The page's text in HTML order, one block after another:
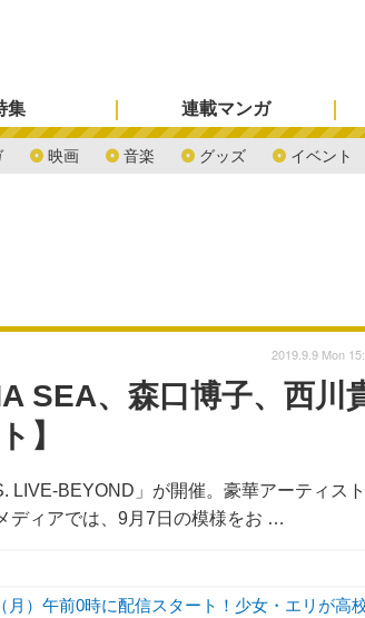
映画 音楽 グッズ イベント
集 連載マンガ
SEA、森口博子、西川
】
LIVE-BEYOND」が開催。豪華アーティスト
ディアでは、9月7日の模様をお …
2019.9.9 Mon
月）午前0時に配信スタート！少女・エリが高